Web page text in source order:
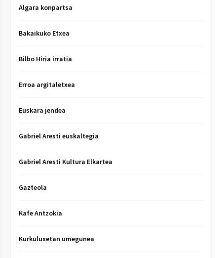
Algara konpartsa
Bakaikuko Etxea
Bilbo Hiria irratia
Erroa argitaletxea
Euskara jendea
Gabriel Aresti euskaltegia
Gabriel Aresti Kultura Elkartea
Gazteola
Kafe Antzokia
Kurkuluxetan umegunea